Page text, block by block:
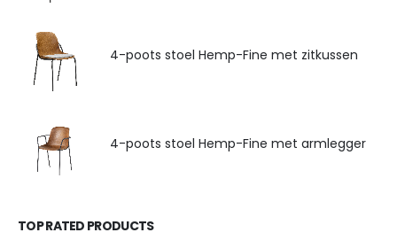
4-poots stoel Hemp-Fine met zitkussen
4-poots stoel Hemp-Fine met armlegger
TOP RATED PRODUCTS